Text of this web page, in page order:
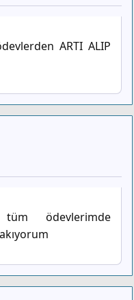
ARTI ALIP
ödevlerimde